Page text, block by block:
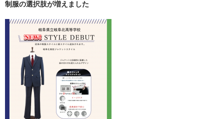
制服の選択肢が増えました